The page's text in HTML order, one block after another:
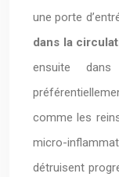
une porte
dans la
ensuite
comme les
micro-
détruisent